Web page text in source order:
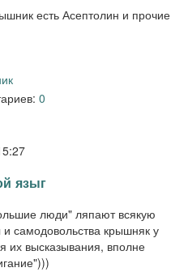
есть Асептолин и прочие
0
языг
люди" ляпают всякую
самодовольства крышняк у
их высказывания, вполне